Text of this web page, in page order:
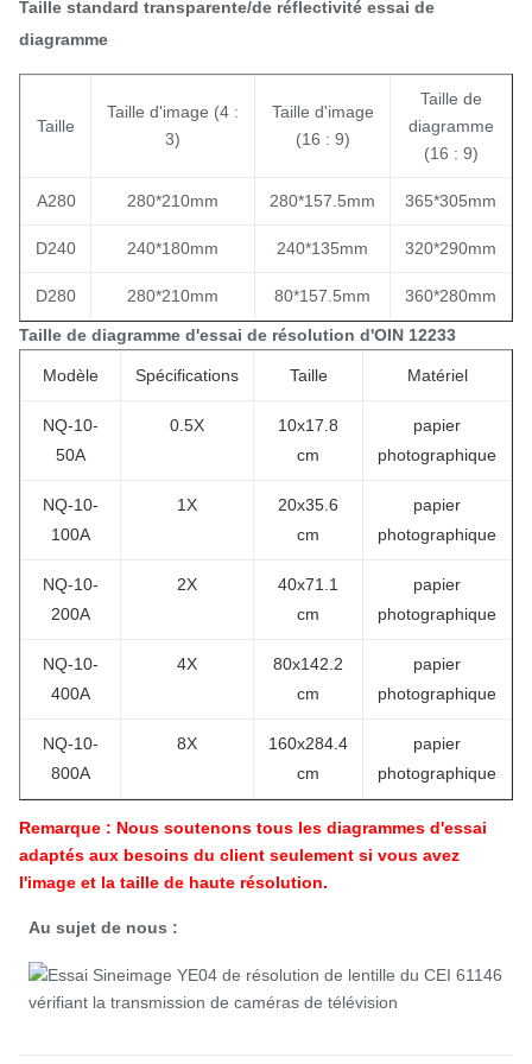
Taille standard transparente/de réflectivité essai de
diagramme
Taille
Taille d'image (4 :
3)
Taille d'image
(16 : 9)
Taille de
diagramme
(16 : 9)
A280 280*210mm 280*157.5mm 365*305mm
D240 240*180mm 240*135mm 320*290mm
D280 280*210mm 80*157.5mm 360*280mm
Taille de diagramme d'essai de résolution d'OIN 12233
Modèle Spécifications Taille Matériel
NQ-10-
50A
0.5X
10x17.8
cm
papier
photographique
NQ-10-
100A
1X
20x35.6
cm
papier
photographique
NQ-10-
200A
2X
40x71.1
cm
papier
photographique
NQ-10-
400A
4X
80x142.2
cm
papier
photographique
NQ-10-
800A
8X
160x284.4
cm
papier
photographique
Remarque : Nous soutenons tous les diagrammes d'essai
adaptés aux besoins du client seulement si vous avez
l'image et la taille de haute résolution.
Au sujet de nous :